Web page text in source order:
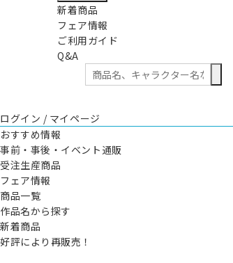
新着商品
フェア情報
ご利用ガイド
Q&A
ログイン / マイページ
おすすめ情報
事前・事後・イベント通販
受注生産商品
フェア情報
商品一覧
作品名から探す
新着商品
好評により再販売！